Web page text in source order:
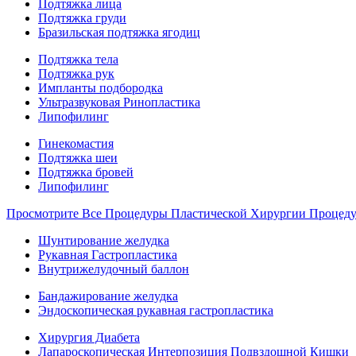
Подтяжка лица
Подтяжка груди
Бразильская подтяжка ягодиц
Подтяжка тела
Подтяжка рук
Импланты подбородка
Ультразвуковая Ринопластика
Липофилинг
Гинекомастия
Подтяжка шеи
Подтяжка бровей
Липофилинг
Просмотрите Все Процедуры Пластической Хирургии
Шунтирование желудка
Рукавная Гастропластика
Внутрижелудочный баллон
Бандажирование желудка
Эндоскопическая рукавная гастропластика
Хирургия Диабета
Лапароскопическая Интерпозиция Подвздошной Кишки